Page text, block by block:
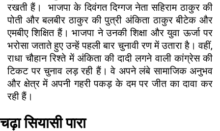
रखती हैं। भाजपा के दिवंगत दिग्गज नेता सहिराम ठाकुर की
पोती और बलबीर ठाकुर की पुत्री अंकिता ठाकुर बीटेक और
एमबीए शिक्षित हैं। भाजपा ने उनकी शिक्षा और युवा ऊर्जा पर
भरोसा जताते हुए उन्हें पहली बार चुनावी रण में उतारा है। वहीं,
राधा चौहान रिश्ते में अंकिता की दादी लगने वाली कांग्रेस की
टिकट पर चुनाव लड़ रही हैं। वे अपने लंबे सामाजिक अनुभव
और क्षेत्र में अपनी गहरी पकड़ के दम पर जीत का दावा कर
रही हैं।
चढ़ा सियासी पारा